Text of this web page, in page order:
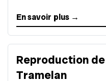
En savoir plus →
Reproduction
Tramelan